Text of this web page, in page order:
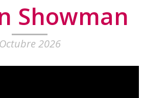
Showman
Octubre 2026